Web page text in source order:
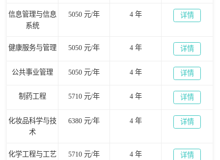
信息管理与信息
系统
5050 元/年 4 年 详情
健康服务与管理 5050 元/年 4 年 详情
公共事业管理 5050 元/年 4 年 详情
制药工程 5710 元/年 4 年 详情
化妆品科学与技
术
6380 元/年 4 年 详情
化学工程与工艺 5710 元/年 4 年 详情